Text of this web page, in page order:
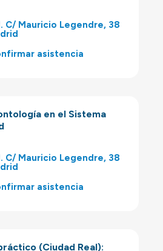
C/ Mauricio Legendre, 38
asistencia
en el Sistema
C/ Mauricio Legendre, 38
asistencia
(Ciudad Real):